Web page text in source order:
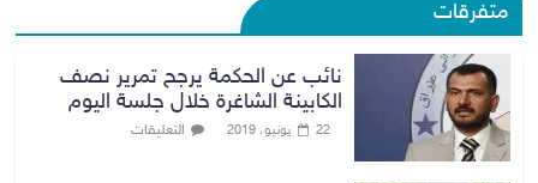
متفرقات
نائب عن الحكمة يرجح تمرير نصف
الكابينة الشاغرة خلال جلسة اليوم
22 يونيو، 2019 التعليقات